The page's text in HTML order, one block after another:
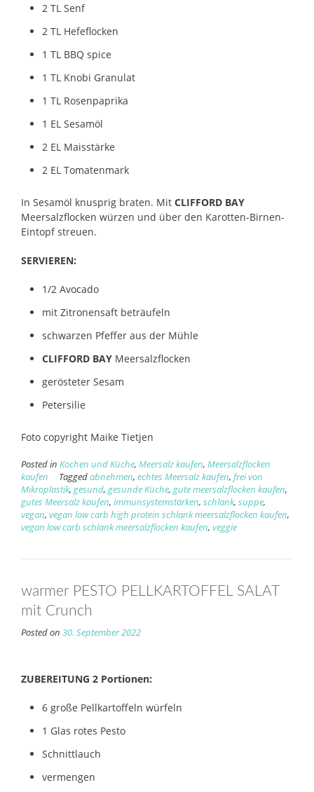
2 TL Senf
2 TL Hefeflocken
1 TL BBQ spice
1 TL Knobi Granulat
1 TL Rosenpaprika
1 EL Sesamöl
2 EL Maisstärke
2 EL Tomatenmark
In Sesamöl knusprig braten. Mit CLIFFORD BAY
Meersalzflocken würzen und über den Karotten-Birnen-
Eintopf streuen.
SERVIEREN:
1/2 Avocado
mit Zitronensaft beträufeln
schwarzen Pfeffer aus der Mühle
CLIFFORD BAY Meersalzflocken
gerösteter Sesam
Petersilie
Foto copyright Maike Tietjen
Posted in Kochen und Küche, Meersalz kaufen, Meersalzflocken
kaufen
Taggedabnehmen, echtes Meersalz kaufen, frei von
Mikroplastik, gesund, gesunde Küche, gute meersalzflocken kaufen,
gutes Meersalz kaufen, immunsystemstärken, schlank, suppe,
vegan, vegan low carb high protein schlank meersalzflocken kaufen,
vegan low carb schlank meersalzflocken kaufen, veggie
warmer PESTO PELLKARTOFFEL SALAT
mit Crunch
Posted on 30. September 2022
ZUBEREITUNG 2 Portionen:
6 große Pellkartoffeln würfeln
1 Glas rotes Pesto
Schnittlauch
vermengen